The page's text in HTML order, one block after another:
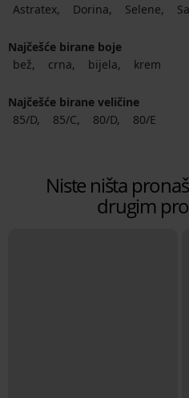
Astratex
Dorina Selene
Najčešće birane boje
bež
crna bijela krem
Najčešće birane veličine
85/D
85/C 80/D 80/E
Niste ništa
drugim